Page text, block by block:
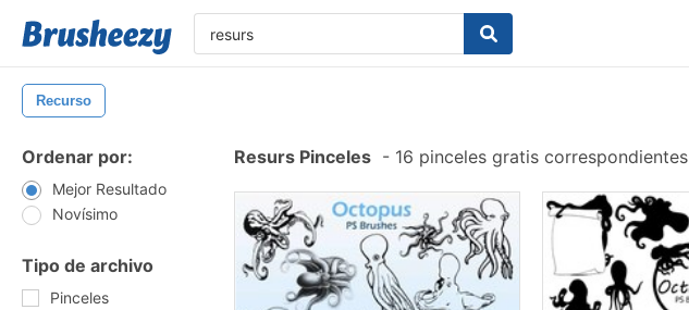
Recurso
Ordenar por:
Mejor Resultado
Novísimo
Tipo de archivo
Pinceles
Resurs Pinceles - 16 pinceles gratis correspondientes